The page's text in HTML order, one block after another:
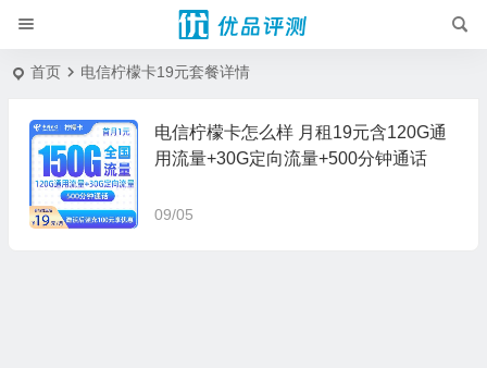
首页 电信柠檬卡19元套餐详情
电信柠檬卡怎么样 月租19元含120G通
用流量+30G定向流量+500分钟通话
09/05